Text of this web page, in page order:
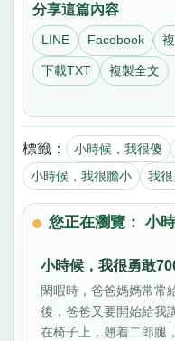
分享這篇內容
LINE Facebook
下載TXT 複製全文
標籤： 小時候，我很傻
小時候，我很膽小
我
您正在瀏覽： 小
小時候，我很勇敢
閑暇時，爸爸媽媽常常
後，爸爸又要開始給我
在椅子上，翹着二郎腿